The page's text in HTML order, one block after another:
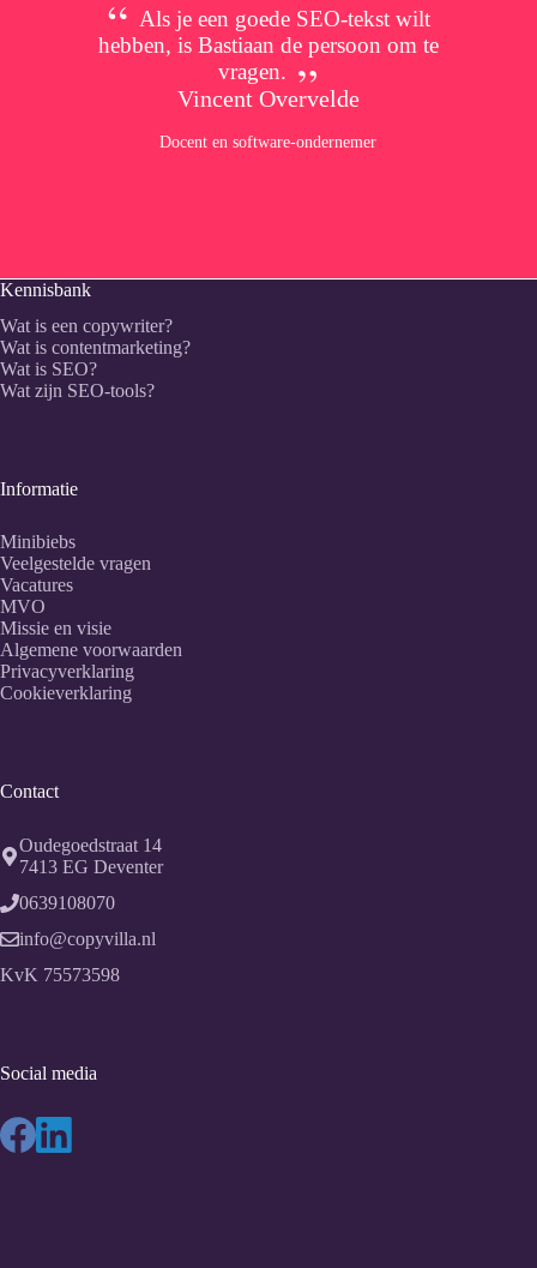
Als je een goede SEO-tekst wilt
hebben, is Bastiaan de persoon om te
vragen.
Vincent Overvelde
Docent en software-ondernemer
Kennisbank
Wat is een copywriter?
Wat is contentmarketing?
Wat is SEO?
Wat zijn SEO-tools?
Informatie
Minibiebs
Veelgestelde vragen
Vacatures
MVO
Missie en visie
Algemene voorwaarden
Privacyverklaring
Cookieverklaring
Contact
Oudegoedstraat 14
7413 EG Deventer
0639108070
info@copyvilla.nl
KvK 75573598
Social media